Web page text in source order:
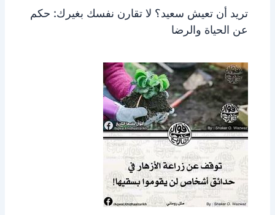
تريد أن تعيش سعيد؟ لا تقارن نفسك بغيرك: حكم
عن الحياة والرضا